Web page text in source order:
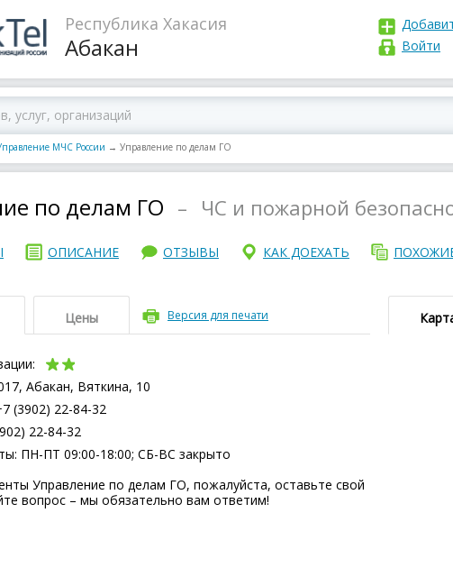
Республика Хакасия
Абакан
Войти
МЧС России → Управление по делам ГО
по делам ГО – ЧС и пожарной
ОПИСАНИЕ ОТЗЫВЫ КАК ДОЕХАТЬ
Цены Версия для печати
Абакан, Вяткина, 10
(3902) 22-84-32
22-84-32
ПН-ПТ 09:00-18:00; СБ-ВC закрыто
Управление по делам ГО, пожалуйста, оставьте свой
вопрос – мы обязательно вам ответим!